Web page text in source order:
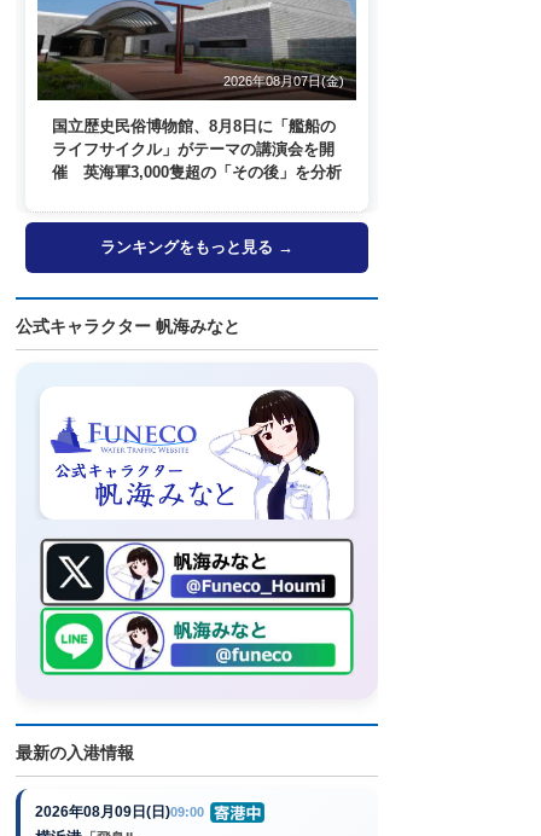
2026年08月07日(金)
国立歴史民俗博物館、8月8日に「艦船の
ライフサイクル」がテーマの講演会を開
催 英海軍3,000隻超の「その後」を分析
ランキングをもっと見る →
公式キャラクター 帆海みなと
最新の入港情報
2026年08月09日(日)09:00